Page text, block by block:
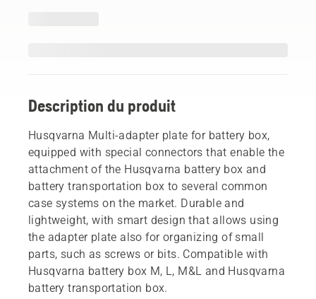
Description du produit
Husqvarna Multi-adapter plate for battery box,
equipped with special connectors that enable the
attachment of the Husqvarna battery box and
battery transportation box to several common
case systems on the market. Durable and
lightweight, with smart design that allows using
the adapter plate also for organizing of small
parts, such as screws or bits. Compatible with
Husqvarna battery box M, L, M&L and Husqvarna
battery transportation box.